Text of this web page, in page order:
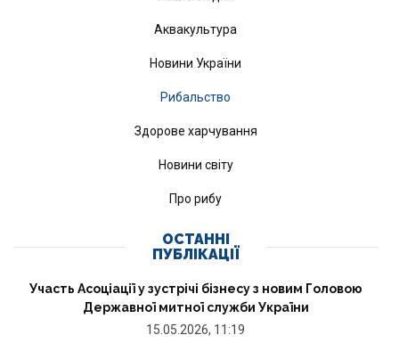
Аквакультура
Новини України
Рибальство
Здорове харчування
Новини світу
Про рибу
ОСТАННІ
ПУБЛІКАЦІЇ
Участь Асоціації у зустрічі бізнесу з новим Головою
Державної митної служби України
15.05.2026, 11:19